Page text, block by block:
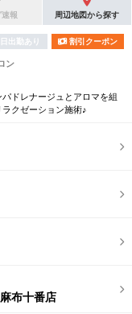
降も受付
ター割引あり
歓迎
速報 周辺地図から探す
出勤あり 割引クーポン
ン
ドレナージュとアロマを組
クゼーション施術♪
布十番店